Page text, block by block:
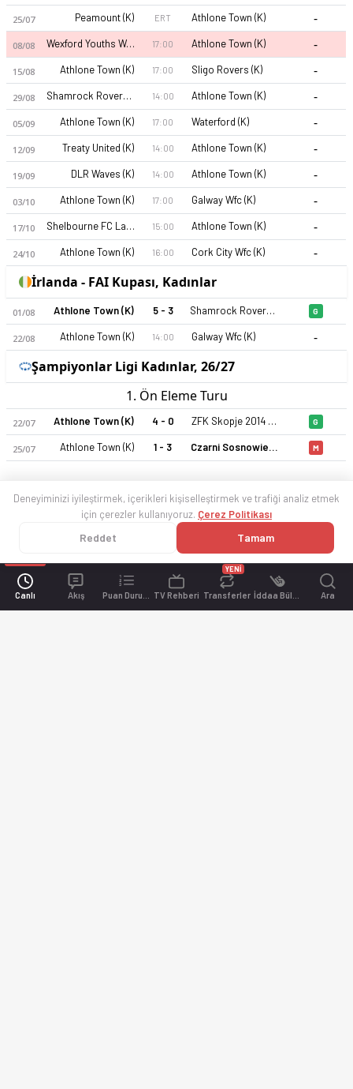
Canlı Akış TV Rehberi Transferler
YENİ
Ara
Athlone Town (K) 2026 sezonu | National League,
25/07 Peamount (K) ERT Athlone Town (K) -
08/08 Wexford Youths Women AFC (K) 17:00 Athlone Town (K) -
15/08 Athlone Town (K) 17:00 Sligo Rovers (K) -
29/08 Shamrock Rovers FC (K) 14:00 Athlone Town (K) -
05/09 Athlone Town (K) 17:00 Waterford (K) -
12/09 Treaty United (K) 14:00 Athlone Town (K) -
19/09 DLR Waves (K) 14:00 Athlone Town (K) -
03/10 Athlone Town (K) 17:00 Galway Wfc (K) -
17/10 Shelbourne FC Ladies (K) 15:00 Athlone Town (K) -
24/10 Athlone Town (K) 16:00 Cork City Wfc (K)
-
İrlanda - FAI Kupası, Kadınlar
01/08 Athlone Town (K) 5 - 3 Shamrock Rovers FC (K) G
22/08 Athlone Town (K) 14:00 Galway Wfc (K)
-
Şampiyonlar Ligi Kadınlar, 26/27
1. Ön Eleme Turu
22/07 Athlone Town (K) 4 - 0 ZFK Skopje 2014 (K) G
25/07 Athlone Town (K) 1 - 3 Czarni Sosnowiec (K) M
Deneyiminizi iyileştirmek, içerikleri kişiselleştirmek ve trafiği analiz etmek
için çerezler kullanıyoruz. Çerez Politikası
Reddet Tamam